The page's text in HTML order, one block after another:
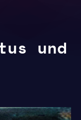
und